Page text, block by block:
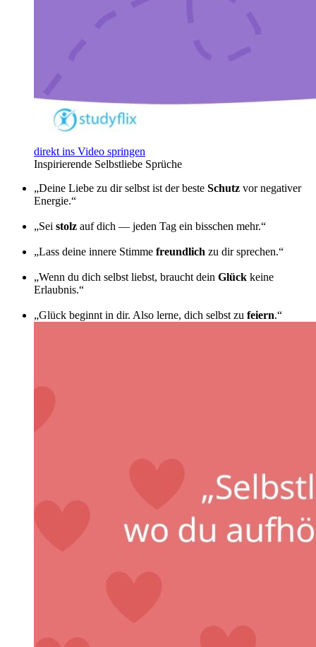
direkt ins Video springen
Inspirierende Selbstliebe Sprüche
„Deine Liebe zu dir selbst ist der beste Schutz vor negativer
Energie.“
„Sei stolz auf dich — jeden Tag ein bisschen mehr.“
„Lass deine innere Stimme freundlich zu dir sprechen.“
„Wenn du dich selbst liebst, braucht dein Glück keine
Erlaubnis.“
„Glück beginnt in dir. Also lerne, dich selbst zu feiern.“